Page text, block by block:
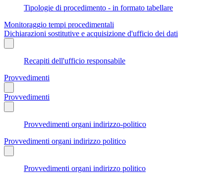
Tipologie di procedimento - in formato tabellare
Monitoraggio tempi procedimentali
Dichiarazioni sostitutive e acquisizione d'ufficio dei dati
Recapiti dell'ufficio responsabile
Provvedimenti
Provvedimenti
Provvedimenti organi indirizzo-politico
Provvedimenti organi indirizzo politico
Provvedimenti organi indirizzo politico